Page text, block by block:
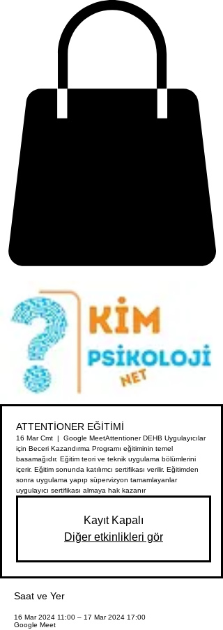
ATTENTİONER EĞİTİMİ
16 Mar Cmt
  |
Google MeetAttentioner DEHB Uygulayıcılar
için Beceri Kazandırma Programı eğitiminin temel
basamağıdır. Eğitim teori ve teknik uygulama bölümlerini
içerir. Eğitim sonunda katılımcı sertifikası verilir. Eğitimden
sonra uygulama yapıp süpervizyon tamamlayanlar
uygulayıcı sertifikası almaya hak kazanır
Kayıt Kapalı
Diğer etkinlikleri gör
Saat ve Yer
16 Mar 2024 11:00 – 17 Mar 2024 17:00
Google Meet